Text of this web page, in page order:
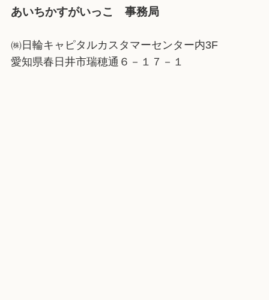
あいちかすがいっこ 事務局
㈱日輪キャピタルカスタマーセンター内3F
愛知県春日井市瑞穂通６－１７－１